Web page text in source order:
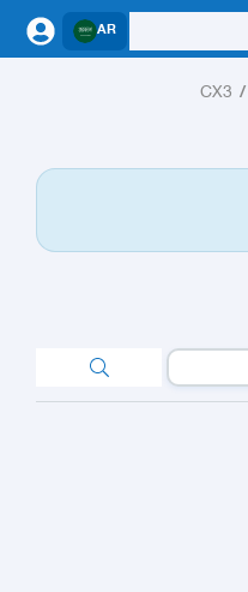
AR
/
CX3